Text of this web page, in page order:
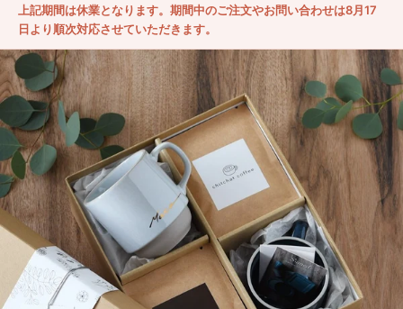
上記期間は休業となります。期間中のご注文やお問い合わせは8月17
日より順次対応させていただきます。